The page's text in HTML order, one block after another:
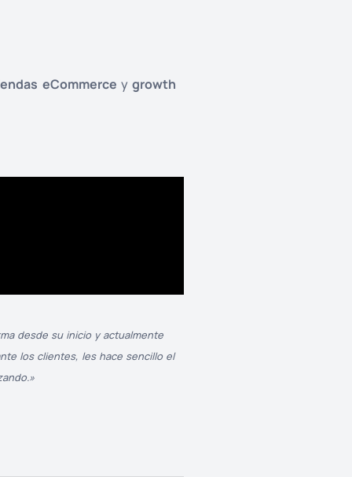
eCommerce y growth
desde su inicio y actualmente
los clientes, les hace sencillo el